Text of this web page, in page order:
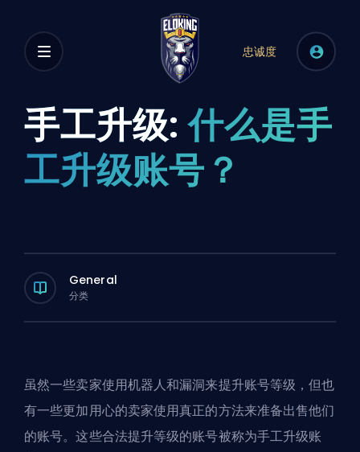
忠诚度
手工升级: 什么是手
工升级账号？
General
分类
虽然一些卖家使用机器人和漏洞来提升账号等级，但也
有一些更加用心的卖家使用真正的方法来准备出售他们
的账号。这些合法提升等级的账号被称为手工升级账